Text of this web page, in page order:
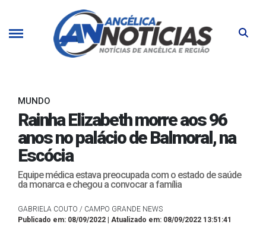
MUNDO
Rainha Elizabeth morre aos 96
anos no palácio de Balmoral, na
Escócia
Equipe médica estava preocupada com o estado de saúde
da monarca e chegou a convocar a família
GABRIELA COUTO / CAMPO GRANDE NEWS
Publicado em: 08/09/2022 | Atualizado em: 08/09/2022 13:51:41